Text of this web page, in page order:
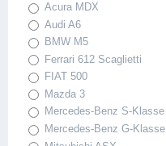
Acura MDX
Audi A6
BMW M5
Ferrari 612 Scaglietti
FIAT 500
Mazda 3
Mercedes-Benz S-Klasse
Mercedes-Benz G-Klasse